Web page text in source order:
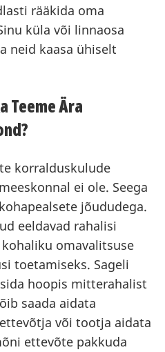
rääkida oma
küla või linnaosa
neid kaasa ühiselt
Teeme Ära
korralduskulude
ei ole. Seega
jõududega.
eeldavad rahalisi
omavalitsuse
toetamiseks. Sageli
hoopis mitterahalist
saada aidata
või tootja aidata
ettevõte pakkuda